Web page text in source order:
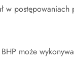
w postępowaniach
może